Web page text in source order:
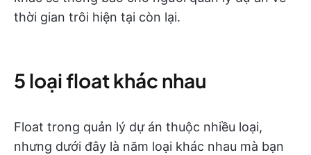
thời gian trôi hiện tại còn lại.
5 loại float khác nhau
Float trong quản lý dự án thuộc nhiều loại,
nhưng dưới đây là năm loại khác nhau mà bạn